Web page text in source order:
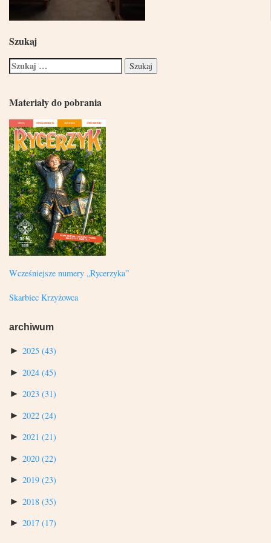
Szukaj
Materiały do pobrania
Wcześniejsze numery „Rycerzyka”
Skarbiec Krzyżowca
archiwum
► 2025 (43)
► 2024 (45)
► 2023 (31)
► 2022 (24)
► 2021 (21)
► 2020 (22)
► 2019 (23)
► 2018 (35)
► 2017 (17)